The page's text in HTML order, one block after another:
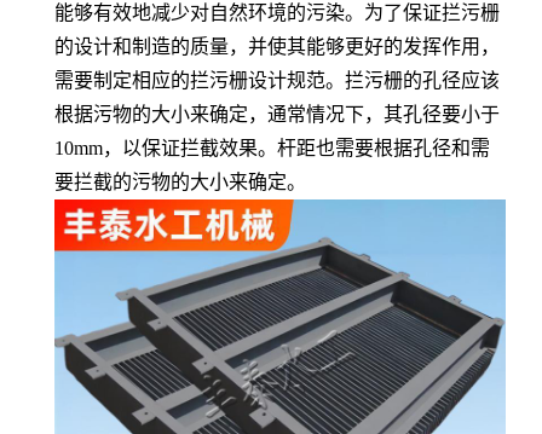
能够有效地减少对自然环境的污染。为了保证拦污栅
的设计和制造的质量，并使其能够更好的发挥作用，
需要制定相应的拦污栅设计规范。 拦污栅的孔径应该
根据污物的大小来确定，通常情况下，其孔径要小于
10mm，以保证拦截效果。杆距也需要根据孔径和需
要拦截的污物的大小来确定。